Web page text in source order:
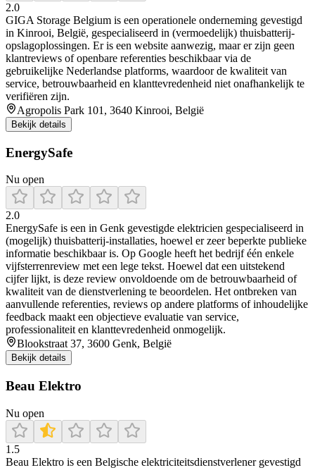
2.0
GIGA Storage Belgium is een operationele onderneming gevestigd
in Kinrooi, België, gespecialiseerd in (vermoedelijk) thuisbatterij-
opslagoplossingen. Er is een website aanwezig, maar er zijn geen
klantreviews of openbare referenties beschikbaar via de
gebruikelijke Nederlandse platforms, waardoor de kwaliteit van
service, betrouwbaarheid en klanttevredenheid niet onafhankelijk te
verifiëren zijn.
Agropolis Park 101, 3640 Kinrooi, België
Bekijk details
EnergySafe
Nu open
2.0
EnergySafe is een in Genk gevestigde elektricien gespecialiseerd in
(mogelijk) thuisbatterij-installaties, hoewel er zeer beperkte publieke
informatie beschikbaar is. Op Google heeft het bedrijf één enkele
vijfsterrenreview met een lege tekst. Hoewel dat een uitstekend
cijfer lijkt, is deze review onvoldoende om de betrouwbaarheid of
kwaliteit van de dienstverlening te beoordelen. Het ontbreken van
aanvullende referenties, reviews op andere platforms of inhoudelijke
feedback maakt een objectieve evaluatie van service,
professionaliteit en klanttevredenheid onmogelijk.
Blookstraat 37, 3600 Genk, België
Bekijk details
Beau Elektro
Nu open
1.5
Beau Elektro is een Belgische elektriciteitsdienstverlener gevestigd